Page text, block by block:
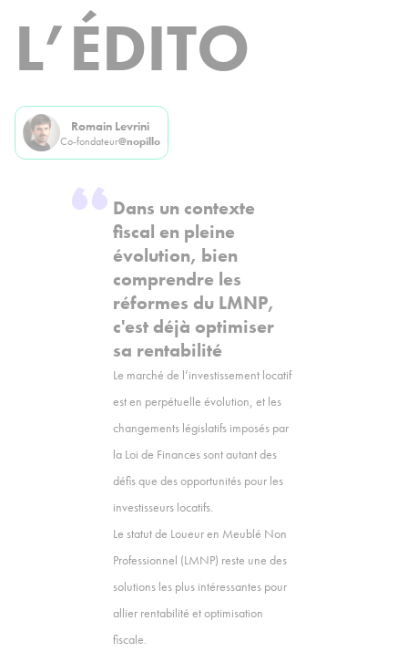
L’ÉDITO
Romain Levrini
Co-fondateur@nopillo
Dans un contexte
fiscal en pleine
évolution, bien
comprendre les
réformes du LMNP,
c'est déjà optimiser
sa rentabilité
Le marché de l’investissement locatif
est en perpétuelle évolution, et les
changements législatifs imposés par
la Loi de Finances sont autant des
défis que des opportunités pour les
investisseurs locatifs.
Le statut de Loueur en Meublé Non
Professionnel (LMNP) reste une des
solutions les plus intéressantes pour
allier rentabilité et optimisation
fiscale.